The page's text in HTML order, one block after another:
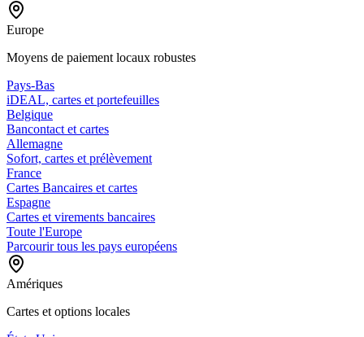
Europe
Moyens de paiement locaux robustes
Pays-Bas
iDEAL, cartes et portefeuilles
Belgique
Bancontact et cartes
Allemagne
Sofort, cartes et prélèvement
France
Cartes Bancaires et cartes
Espagne
Cartes et virements bancaires
Toute l'Europe
Parcourir tous les pays européens
Amériques
Cartes et options locales